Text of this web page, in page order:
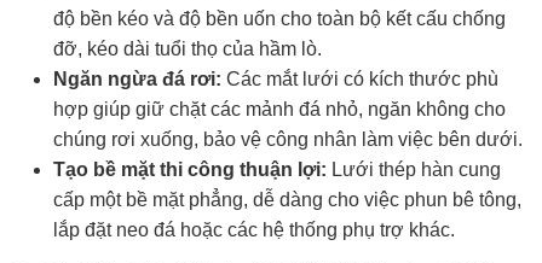
độ bền kéo và độ bền uốn cho toàn bộ kết cấu chống
đỡ, kéo dài tuổi thọ của hầm lò.
Ngăn ngừa đá rơi: Các mắt lưới có kích thước phù
hợp giúp giữ chặt các mảnh đá nhỏ, ngăn không cho
chúng rơi xuống, bảo vệ công nhân làm việc bên dưới.
Tạo bề mặt thi công thuận lợi: Lưới thép hàn cung
cấp một bề mặt phẳng, dễ dàng cho việc phun bê tông,
lắp đặt neo đá hoặc các hệ thống phụ trợ khác.